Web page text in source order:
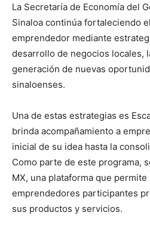
La Secretaría de Economía del
Sinaloa continúa fortaleciendo
emprendedor mediante
desarrollo de negocios locales,
generación de nuevas
sinaloenses.
Una de estas estrategias es
brinda acompañamiento a
inicial de su idea hasta la
Como parte de este programa,
MX, una plataforma que permite
emprendedores participantes
sus productos y servicios.